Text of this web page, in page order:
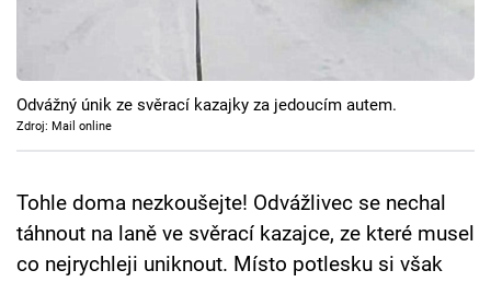
Pořady
TV Program
Přihlášení
Odvážný únik ze svěrací kazajky za jedoucím autem.
Zdroj: Mail online
Tohle doma nezkoušejte! Odvážlivec se nechal
táhnout na laně ve svěrací kazajce, ze které musel
co nejrychleji uniknout. Místo potlesku si však